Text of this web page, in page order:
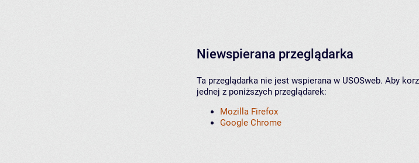
Niewspierana przeglądarka
Ta przeglądarka nie jest wspierana w USOSweb. Aby
jednej z poniższych przeglądarek:
Mozilla Firefox
Google Chrome